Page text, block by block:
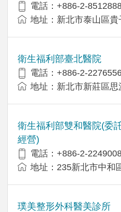
電話：+886-2-
地址：新北市泰山區貴
衛生福利部臺北醫院
電話：+886-2-
地址：新北市新莊區思
衛生福利部雙和醫院(委
經營)
電話：+​886-2-
地址：​235新北市中和
璞美整形外科醫美診所